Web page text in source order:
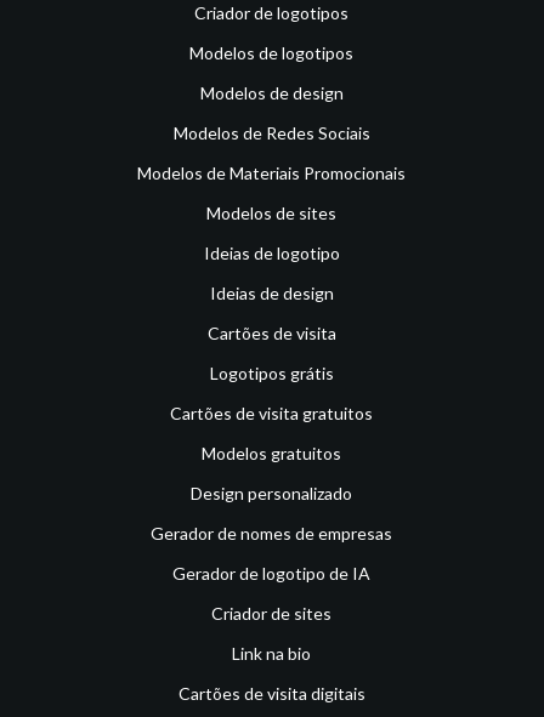
Criador de logotipos
Modelos de logotipos
Modelos de design
Modelos de Redes Sociais
Modelos de Materiais Promocionais
Modelos de sites
Ideias de logotipo
Ideias de design
Cartões de visita
Logotipos grátis
Cartões de visita gratuitos
Modelos gratuitos
Design personalizado
Gerador de nomes de empresas
Gerador de logotipo de IA
Criador de sites
Link na bio
Cartões de visita digitais